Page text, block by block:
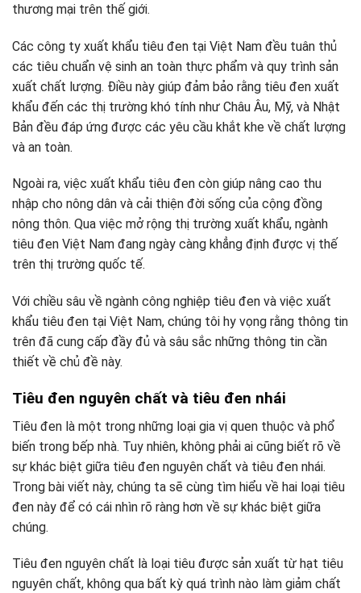
thương mại trên thế giới.
Các công ty xuất khẩu tiêu đen tại Việt Nam đều tuân thủ
các tiêu chuẩn vệ sinh an toàn thực phẩm và quy trình sản
xuất chất lượng. Điều này giúp đảm bảo rằng tiêu đen xuất
khẩu đến các thị trường khó tính như Châu Âu, Mỹ, và Nhật
Bản đều đáp ứng được các yêu cầu khắt khe về chất lượng
và an toàn.
Ngoài ra, việc xuất khẩu tiêu đen còn giúp nâng cao thu
nhập cho nông dân và cải thiện đời sống của cộng đồng
nông thôn. Qua việc mở rộng thị trường xuất khẩu, ngành
tiêu đen Việt Nam đang ngày càng khẳng định được vị thế
trên thị trường quốc tế.
Với chiều sâu về ngành công nghiệp tiêu đen và việc xuất
khẩu tiêu đen tại Việt Nam, chúng tôi hy vọng rằng thông tin
trên đã cung cấp đầy đủ và sâu sắc những thông tin cần
thiết về chủ đề này.
Tiêu đen nguyên chất và tiêu đen nhái
Tiêu đen là một trong những loại gia vị quen thuộc và phổ
biến trong bếp nhà. Tuy nhiên, không phải ai cũng biết rõ về
sự khác biệt giữa tiêu đen nguyên chất và tiêu đen nhái.
Trong bài viết này, chúng ta sẽ cùng tìm hiểu về hai loại tiêu
đen này để có cái nhìn rõ ràng hơn về sự khác biệt giữa
chúng.
Tiêu đen nguyên chất là loại tiêu được sản xuất từ hạt tiêu
nguyên chất, không qua bất kỳ quá trình nào làm giảm chất